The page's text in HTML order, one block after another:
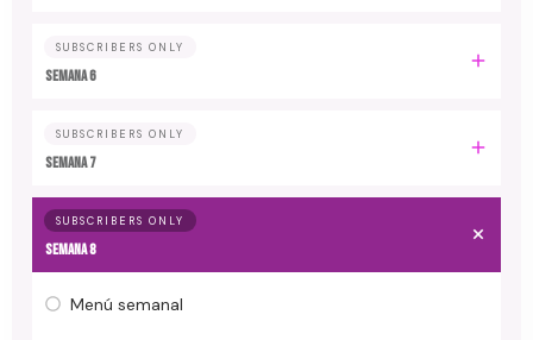
SUBSCRIBERS ONLY
Semana 6
SUBSCRIBERS ONLY
Semana 7
SUBSCRIBERS ONLY
Semana 8
Menú semanal